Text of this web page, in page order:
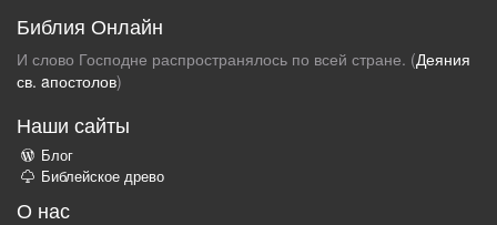
Библия Онлайн
И слово Господне распространялось по всей стране. (Деяния
св. aпостолов)
Наши сайты
Блог
Библейское древо
О нас